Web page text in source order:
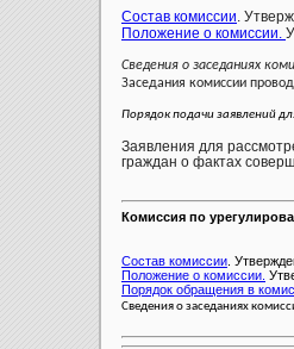
Состав комиссии.
Положение о комиссии.
Сведения о заседаниях
Заседания комиссии
Порядок подачи заявлений
Заявления для
граждан о фактах
Комиссия по
Состав комиссии .
Положение о комиссии.
Порядок обращения в
Сведения о заседаниях